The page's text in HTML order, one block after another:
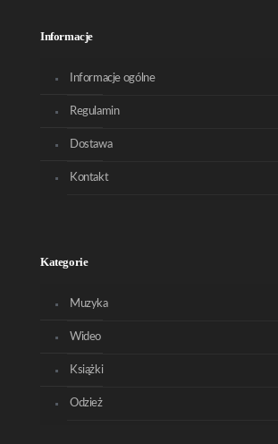
Informacje
Informacje ogólne
Regulamin
Dostawa
Kontakt
Kategorie
Muzyka
Wideo
Książki
Odzież